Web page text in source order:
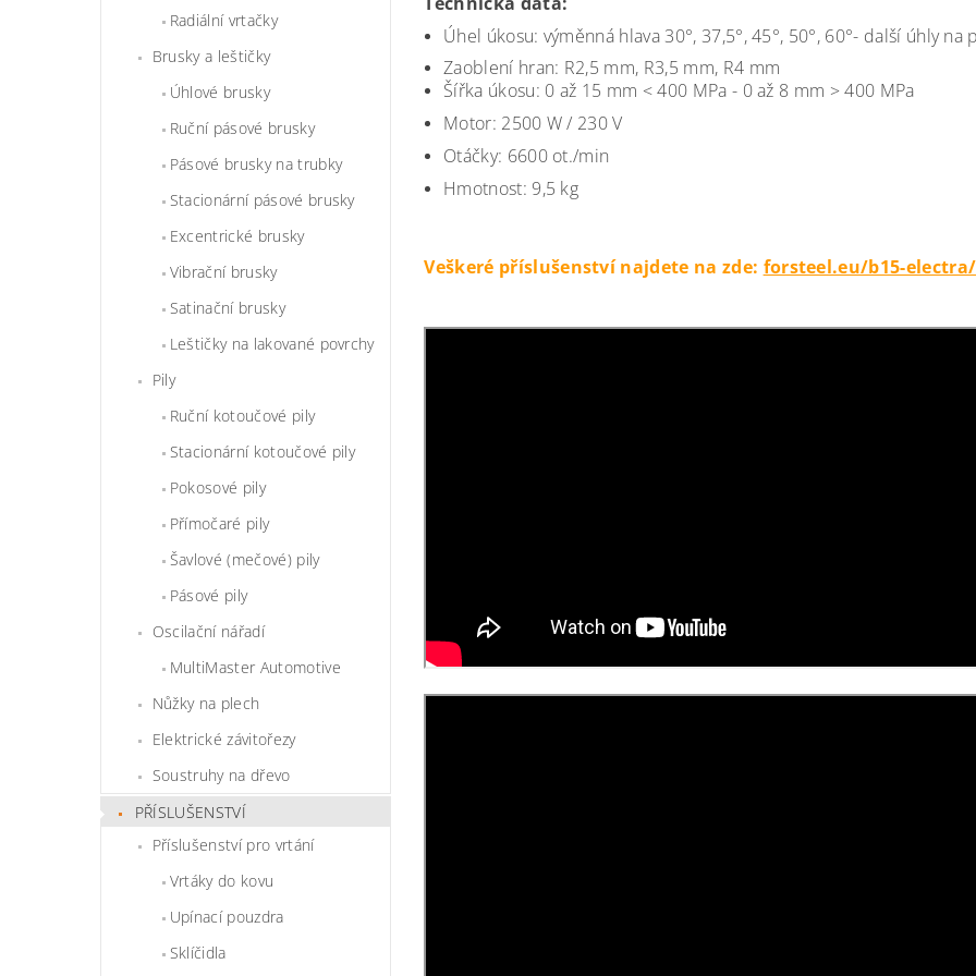
Radiální vrtačky
Brusky a leštičky
Úhlové brusky
Ruční pásové brusky
Pásové brusky na trubky
Stacionární pásové brusky
Excentrické brusky
Vibrační brusky
Satinační brusky
Leštičky na lakované povrchy
Pily
Ruční kotoučové pily
Stacionární kotoučové pily
Pokosové pily
Přímočaré pily
Šavlové (mečové) pily
Pásové pily
Oscilační nářadí
MultiMaster Automotive
Nůžky na plech
Elektrické závitořezy
Soustruhy na dřevo
PŘÍSLUŠENSTVÍ
Příslušenství pro vrtání
Vrtáky do kovu
Upínací pouzdra
Sklíčidla
Úhel úkosu: výměnná hlava 30°, 37,5°, 45°, 50°, 60°- další úhly na
Zaoblení hran: R2,5 mm, R3,5 mm, R4 mm
Šířka úkosu: 0 až 15 mm < 400 MPa - 0 až 8 mm > 400 MPa
Motor: 2500 W / 230 V
Otáčky: 6600 ot./min
Hmotnost: 9,5 kg
Veškeré příslušenství najdete na zde: forsteel.eu/b15-electra/